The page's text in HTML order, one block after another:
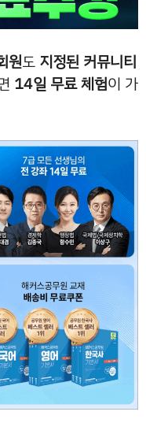
원도 지정된 커뮤니티
14일 무료 체험이 가